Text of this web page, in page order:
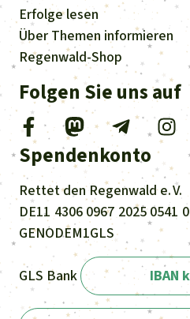
Erfolgelesen
Über Themen informieren
Regenwald-Shop
Folgen Sie uns auf
Spendenkonto
Rettet den Regenwald e. V.
DE11 4306 0967 2025 0541
GENODEM1GLS
GLS Bank IBAN